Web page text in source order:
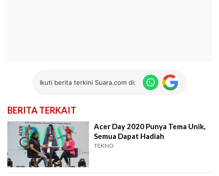
Ikuti berita terkini Suara.com di:
BERITA TERKAIT
Acer Day 2020 Punya Tema Unik,
Semua Dapat Hadiah
TEKNO